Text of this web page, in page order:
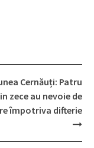
Cernăuți: Patru
zece au nevoie de
împotriva difterie